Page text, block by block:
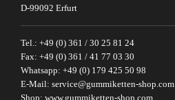
D-99092 Erfurt
Tel.: +49 (0) 361 / 30 25 81 24
Fax: +49 (0) 361 / 41 77 03 30
Whatsapp: +49 (0) 179 425 50 98
E-Mail: service@gummiketten-shop.com
Shop: www.gummiketten-shop.com